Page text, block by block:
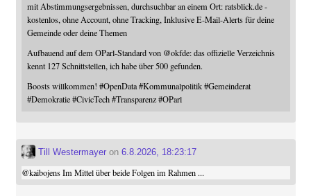
mit Abstimmungsergebnissen, durchsuchbar an einem Ort: ratsblick.de -
kostenlos, ohne Account, ohne Tracking, Inklusive E-Mail-Alerts für deine
Gemeinde oder deine Themen
Aufbauend auf dem OParl-Standard von @okfde: das offizielle Verzeichnis
kennt 127 Schnittstellen, ich habe über 500 gefunden.
Boosts willkommen! #OpenData #Kommunalpolitik #Gemeinderat
#Demokratie #CivicTech #Transparenz #OParl
Till Westermayeron 6.8.2026, 18:23:17
@kaibojensIm Mittel über beide Folgen im Rahmen ...